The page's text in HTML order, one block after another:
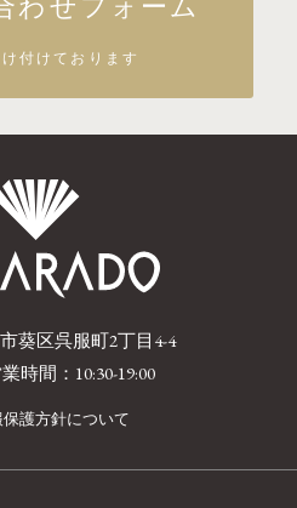
わせフォーム
付けております
市葵区呉服町2丁目4-4
時間：10:30-19:00
護方針について